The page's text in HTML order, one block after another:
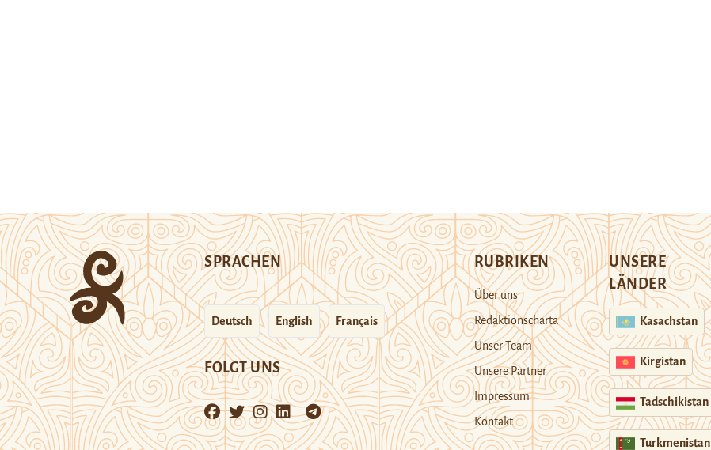
SPRACHEN
Deutsch English Français
FOLGT UNS
RUBRIKEN
Über uns
Redaktionscharta
Unser Team
Unsere Partner
Impressum
Kontakt
UNSERE
LÄNDER
Kasachstan
Kirgistan
Tadschikistan
Turkmenistan